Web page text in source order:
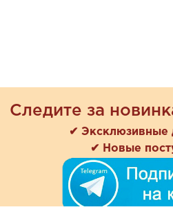
Следите за
✔ Эксклюзивные
✔ Новые